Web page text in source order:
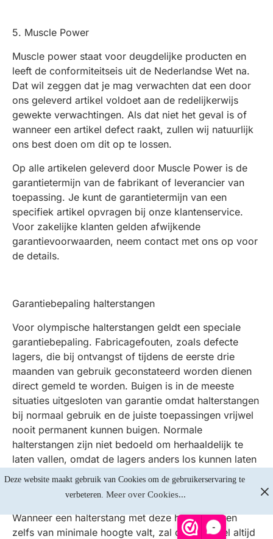
-
Deze website maakt gebruik van Cookies om de gebruikerservaring te
verbeteren. Meer over Cookies...
5. Muscle Power
Muscle power staat voor deugdelijke producten en
leeft de conformiteitseis uit de Nederlandse Wet na.
Dat wil zeggen dat je mag verwachten dat een door
ons geleverd artikel voldoet aan de redelijkerwijs
gewekte verwachtingen. Als dat niet het geval is of
wanneer een artikel defect raakt, zullen wij natuurlijk
ons best doen om dit op te lossen.
Op alle artikelen geleverd door Muscle Power is de
garantietermijn van de fabrikant of leverancier van
toepassing. Je kunt de garantietermijn van een
specifiek artikel opvragen bij onze klantenservice.
Voor zakelijke klanten gelden afwijkende
garantievoorwaarden, neem contact met ons op voor
de details.
Garantiebepaling halterstangen
Voor olympische halterstangen geldt een speciale
garantiebepaling. Fabricagefouten, zoals defecte
lagers, die bij ontvangst of tijdens de eerste drie
maanden van gebruik geconstateerd worden dienen
direct gemeld te worden. Buigen is in de meeste
situaties uitgesloten van garantie omdat halterstangen
bij normaal gebruik en de juiste toepassingen vrijwel
nooit permanent kunnen buigen. Normale
halterstangen zijn niet bedoeld om herhaaldelijk te
laten vallen, omdat de lagers anders los kunnen laten
of de halterstang kan buigen. Voor overhead
oefeningen mag nooit gebruik worden gemaakt van
Wanneer een halterstang met deze halterschijven
zelfs van minimale hoogte valt, zal deze vrijwel altijd